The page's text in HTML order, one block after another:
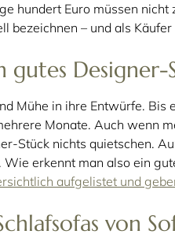
hundert Euro müssen
bezeichnen – und als
gutes Designer-
Mühe in ihre Entwürfe. Bis
Monate. Auch wenn
Stück nichts quietschen.
erkennt man also ein
aufgelistet und
von